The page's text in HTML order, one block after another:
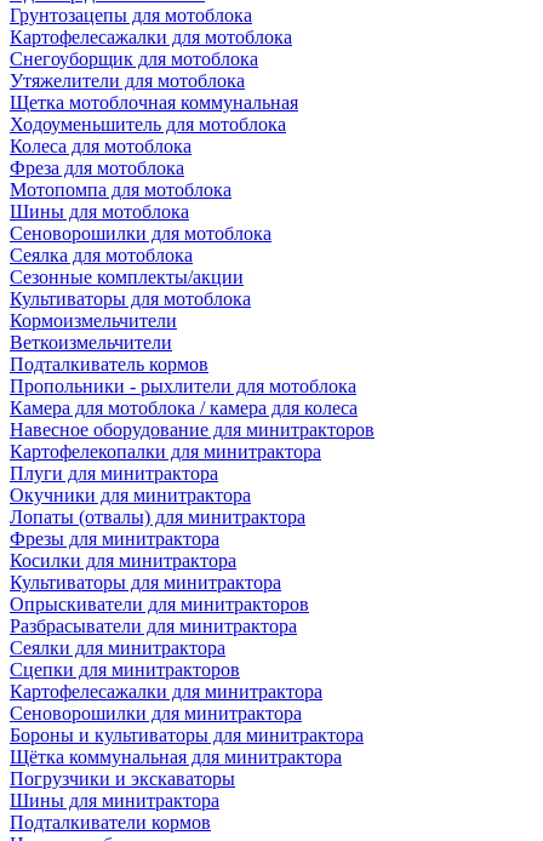
Грунтозацепы для мотоблока
Картофелесажалки для мотоблока
Снегоуборщик для мотоблока
Утяжелители для мотоблока
Щетка мотоблочная коммунальная
Ходоуменьшитель для мотоблока
Колеса для мотоблока
Фреза для мотоблока
Мотопомпа для мотоблока
Шины для мотоблока
Сеноворошилки для мотоблока
Сеялка для мотоблока
Сезонные комплекты/акции
Культиваторы для мотоблока
Кормоизмельчители
Веткоизмельчители
Подталкиватель кормов
Пропольники - рыхлители для мотоблока
Камера для мотоблока / камера для колеса
Навесное оборудование для минитракторов
Картофелекопалки для минитрактора
Плуги для минитрактора
Окучники для минитрактора
Лопаты (отвалы) для минитрактора
Фрезы для минитрактора
Косилки для минитрактора
Культиваторы для минитрактора
Опрыскиватели для минитракторов
Разбрасыватели для минитрактора
Сеялки для минитрактора
Сцепки для минитракторов
Картофелесажалки для минитрактора
Сеноворошилки для минитрактора
Бороны и культиваторы для минитрактора
Щётка коммунальная для минитрактора
Погрузчики и экскаваторы
Шины для минитрактора
Подталкиватели кормов